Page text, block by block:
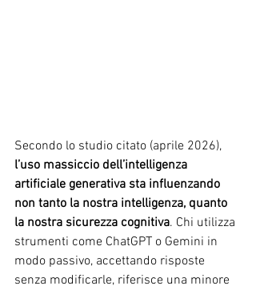
Secondo lo studio citato (aprile 2026),
l’uso massiccio dell’intelligenza
artificiale generativa sta influenzando
non tanto la nostra intelligenza, quanto
la nostra sicurezza cognitiva. Chi utilizza
strumenti come ChatGPT o Gemini in
modo passivo, accettando risposte
senza modificarle, riferisce una minore